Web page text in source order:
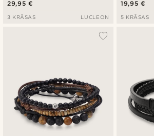
29,95 €
3 KRĀSAS LUCLEON
19,95 €
5 KRĀSAS